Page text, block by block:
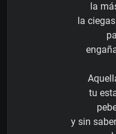
la
la
tu
y sin